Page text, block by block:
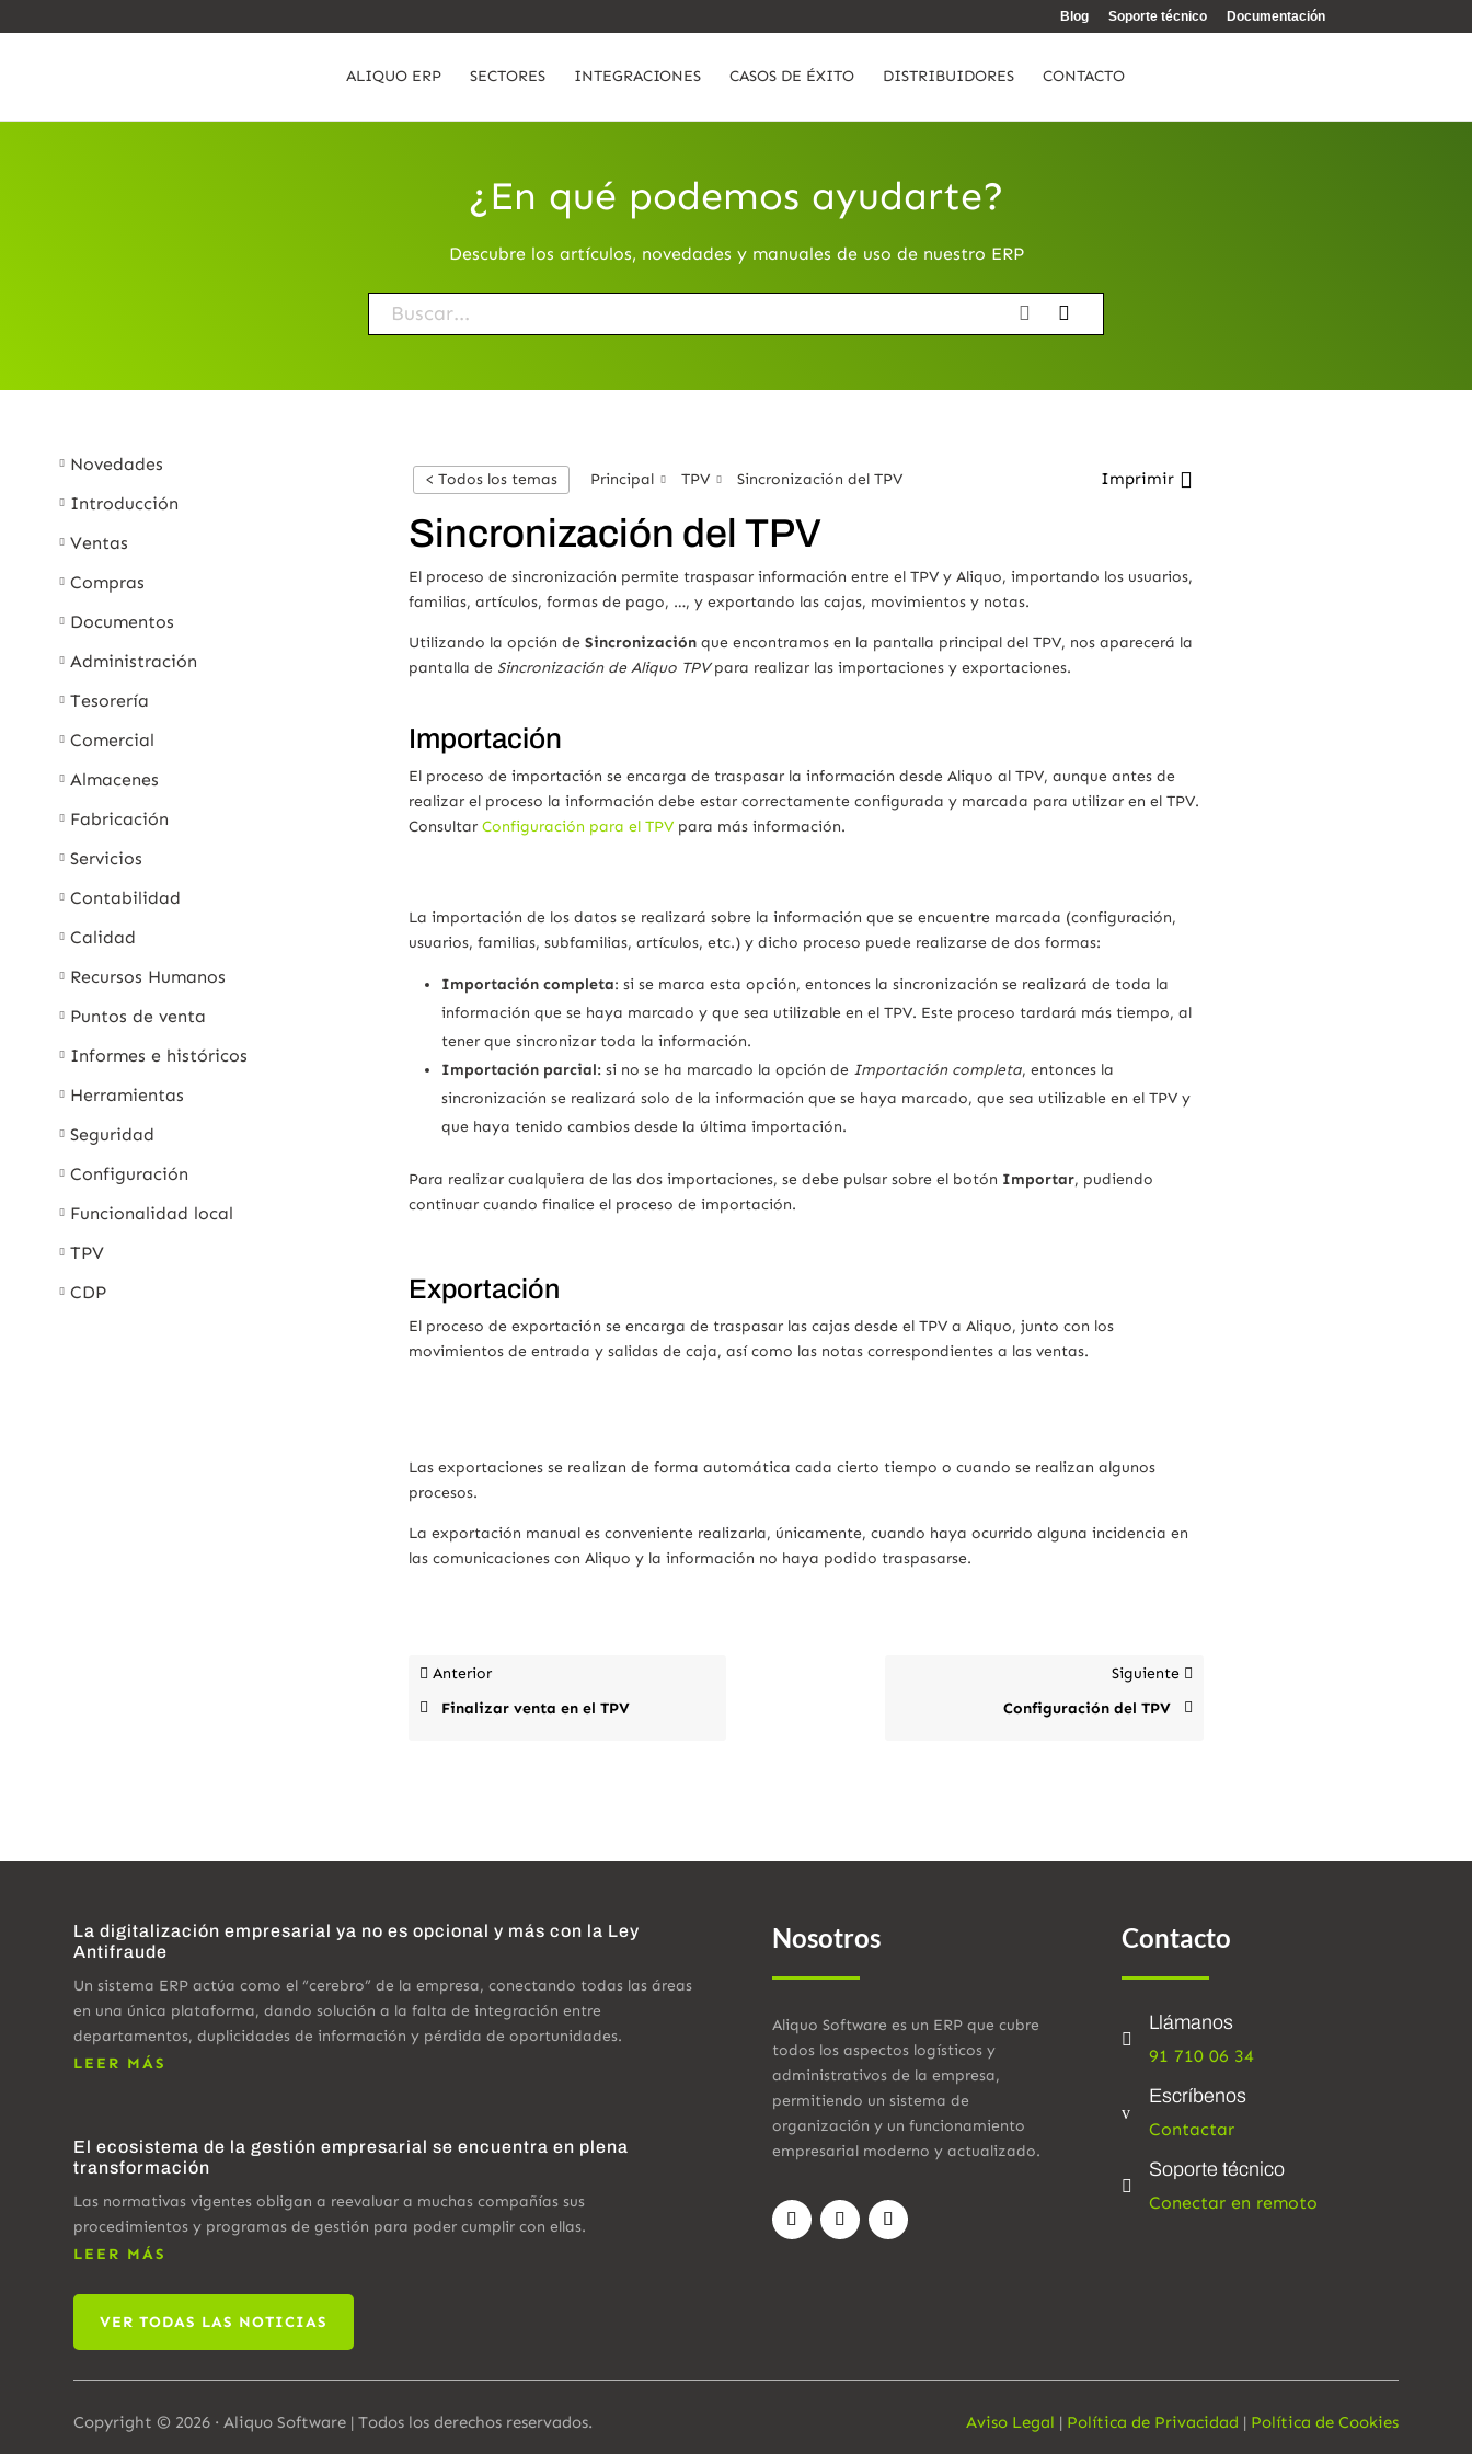
Blog Soporte técnico Documentación
ALIQUO ERP SECTORES INTEGRACIONES CASOS DE ÉXITO DISTRIBUIDORES CONTACTO
¿En qué podemos ayudarte?
Descubre los artículos, novedades y manuales de uso de nuestro ERP
Novedades
Introducción
Ventas
Compras
Documentos
Administración
Tesorería
Comercial
Almacenes
Fabricación
Servicios
Contabilidad
Calidad
Recursos Humanos
Puntos de venta
Informes e históricos
Herramientas
Seguridad
Configuración
Funcionalidad local
TPV
CDP
< Todos los temas Principal TPV Sincronización del TPV Imprimir
Sincronización del TPV
El proceso de sincronización permite traspasar información entre el TPV y Aliquo, importando los usuarios,
familias, artículos, formas de pago, …, y exportando las cajas, movimientos y notas.
Utilizando la opción de Sincronización que encontramos en la pantalla principal del TPV, nos aparecerá la
pantalla de Sincronización de Aliquo TPVpara realizar las importaciones y exportaciones.
Importación
El proceso de importación se encarga de traspasar la información desde Aliquo al TPV, aunque antes de
realizar el proceso la información debe estar correctamente configurada y marcada para utilizar en el TPV.
Consultar Configuración para el TPVpara más información.
La importación de los datos se realizará sobre la información que se encuentre marcada (configuración,
usuarios, familias, subfamilias, artículos, etc.) y dicho proceso puede realizarse de dos formas:
Importación completa: si se marca esta opción, entonces la sincronización se realizará de toda la
información que se haya marcado y que sea utilizable en el TPV. Este proceso tardará más tiempo, al
tener que sincronizar toda la información.
Importación parcial:si no se ha marcado la opción de Importación completa, entonces la
sincronización se realizará solo de la información que se haya marcado, que sea utilizable en el TPV y
que haya tenido cambios desde la última importación.
Para realizar cualquiera de las dos importaciones, se debe pulsar sobre el botón Importar, pudiendo
continuar cuando finalice el proceso de importación.
Exportación
El proceso de exportación se encarga de traspasar las cajas desde el TPV a Aliquo, junto con los
movimientos de entrada y salidas de caja, así como las notas correspondientes a las ventas.
Las exportaciones se realizan de forma automática cada cierto tiempo o cuando se realizan algunos
procesos.
La exportación manual es conveniente realizarla, únicamente, cuando haya ocurrido alguna incidencia en
las comunicaciones con Aliquo y la información no haya podido traspasarse.
Anterior
Finalizar venta en el TPV
Siguiente
Configuración del TPV
La digitalización empresarial ya no es opcional y más con la Ley
Antifraude
Un sistema ERP actúa como el “cerebro” de la empresa, conectando todas las áreas
en una única plataforma, dando solución a la falta de integración entre
departamentos, duplicidades de información y pérdida de oportunidades.
LEER MÁS
El ecosistema de la gestión empresarial se encuentra en plena
transformación
Las normativas vigentes obligan a reevaluar a muchas compañías sus
procedimientos y programas de gestión para poder cumplir con ellas.
LEER MÁS
VER TODAS LAS NOTICIAS
Nosotros
Aliquo Software es un ERP que cubre
todos los aspectos logísticos y
administrativos de la empresa,
permitiendo un sistema de
organización y un funcionamiento
empresarial moderno y actualizado.
Contacto

Llámanos
91 710 06 34
v
Escríbenos
Contactar

Soporte técnico
Conectar en remoto
Copyright © 2026 · Aliquo Software | Todos los derechos reservados. Aviso Legal | Política de Privacidad | Política de Cookies